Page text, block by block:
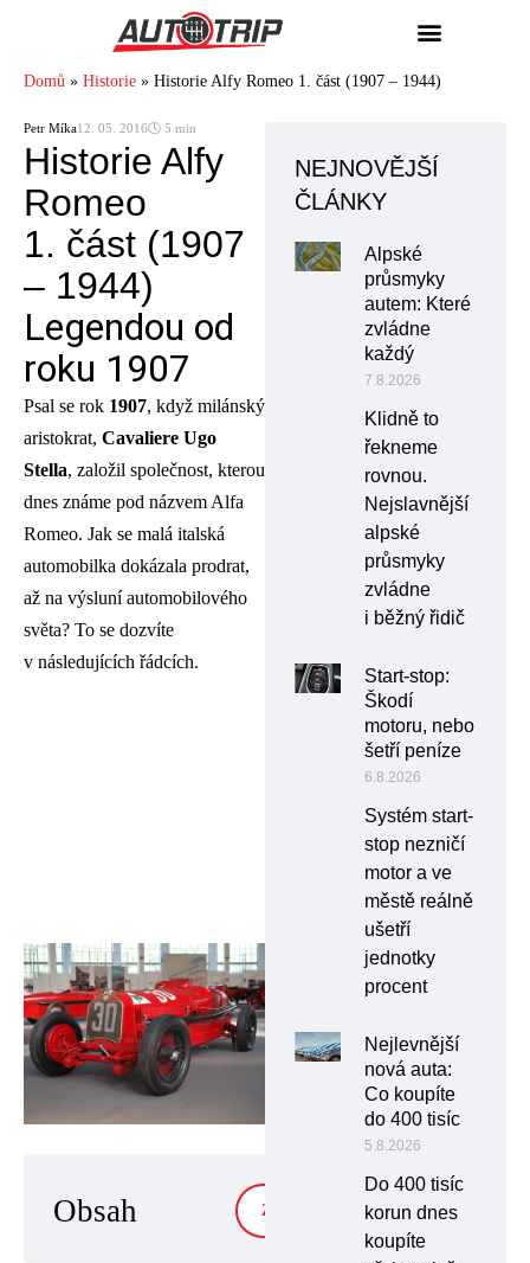
Domů » Historie » Historie Alfy Romeo 1. část (1907 – 1944)
Petr Míka12. 05. 2016🕓 5 min
Historie Alfy
Romeo
1. část (1907
– 1944)
Legendou od
roku 1907
Psal se rok 1907, když milánský
aristokrat, Cavaliere Ugo
Stella, založil společnost, kterou
dnes známe pod názvem Alfa
Romeo. Jak se malá italská
automobilka dokázala prodrat,
až na výsluní automobilového
světa? To se dozvíte
v následujících řádcích.
Obsah ZOBRAZIT
NEJNOVĚJŠÍ
ČLÁNKY
Alpské
průsmyky
autem: Které
zvládne
každý
7.8.2026
Klidně to
řekneme
rovnou.
Nejslavnější
alpské
průsmyky
zvládne
i běžný řidič
Start-stop:
Škodí
motoru, nebo
šetří peníze
6.8.2026
Systém start-
stop nezničí
motor a ve
městě reálně
ušetří
jednotky
procent
Nejlevnější
nová auta:
Co koupíte
do 400 tisíc
5.8.2026
Do 400 tisíc
korun dnes
koupíte